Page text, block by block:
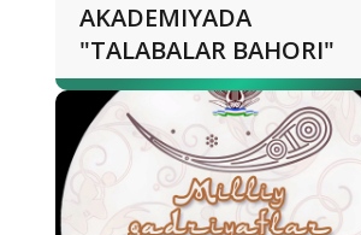
AKADEMIYADA
"TALABALAR BAHORI"